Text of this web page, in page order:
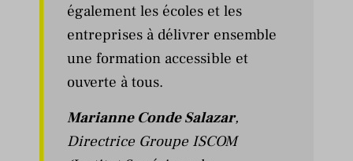
également les écoles et les
entreprises à délivrer ensemble
une formation accessible et
ouverte à tous.
Marianne Conde Salazar,
Directrice Groupe ISCOM